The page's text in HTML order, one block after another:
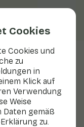
Cookies
Cookies und
zu
in
Klick auf
Verwendung
Weise
gemäß
zu.
die